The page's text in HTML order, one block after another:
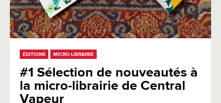
ÉDITIONS MICRO-LIBRAIRIE
#1 Sélection de nouveautés à
la micro-librairie de Central
Vapeur